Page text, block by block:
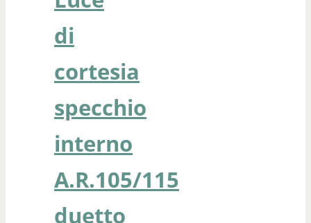
di
cortesia
specchio
interno
A.R.105/115
duetto